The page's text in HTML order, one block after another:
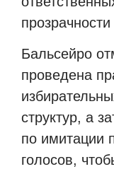
Бальсейро
проведена
структур, а
по имитации
голосов,